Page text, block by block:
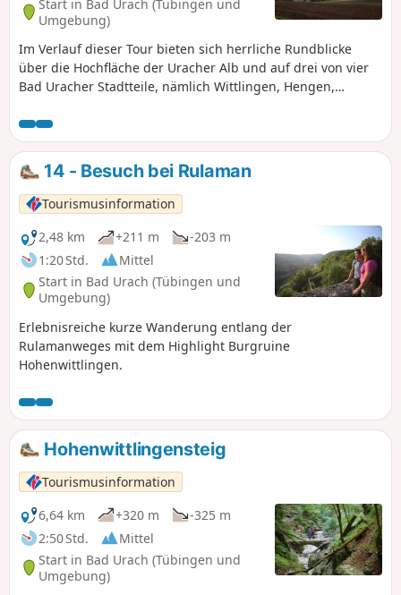
uns weiter in das Reich der Tierwelt, in der wir spannende
Einblicke in das Leben der Stutfohlen auf dem Vorwerk
Fohlenhof des Haupt- und Landgestüt Marbach erhaschen
können.
Start in Bad Urach (Tübingen und
Umgebung)
Im Verlauf dieser Tour bieten sich herrliche Rundblicke
über die Hochfläche der Uracher Alb und auf drei von vier
Bad Uracher Stadtteile, nämlich Wittlingen, Hengen,
14 - Besuch bei Rulaman
Tourismusinformation
2,48 km
+211 m
-203 m
1:20 Std.
Mittel
Start in Bad Urach (Tübingen und
Umgebung)
Erlebnisreiche kurze Wanderung entlang der
Rulamanweges mit dem Highlight Burgruine
Hohenwittlingen.
Hohenwittlingensteig
Tourismusinformation
6,64 km
+320 m
-325 m
2:50 Std.
Mittel
Start in Bad Urach (Tübingen und
Umgebung)